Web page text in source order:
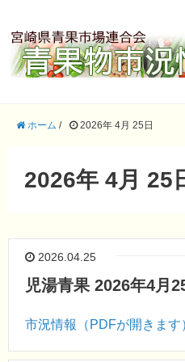
ホーム / 2026年 4月 25日
2026年 4月 25
2026.04.25
児湯青果 2026年4月
市況情報（PDFが開きます